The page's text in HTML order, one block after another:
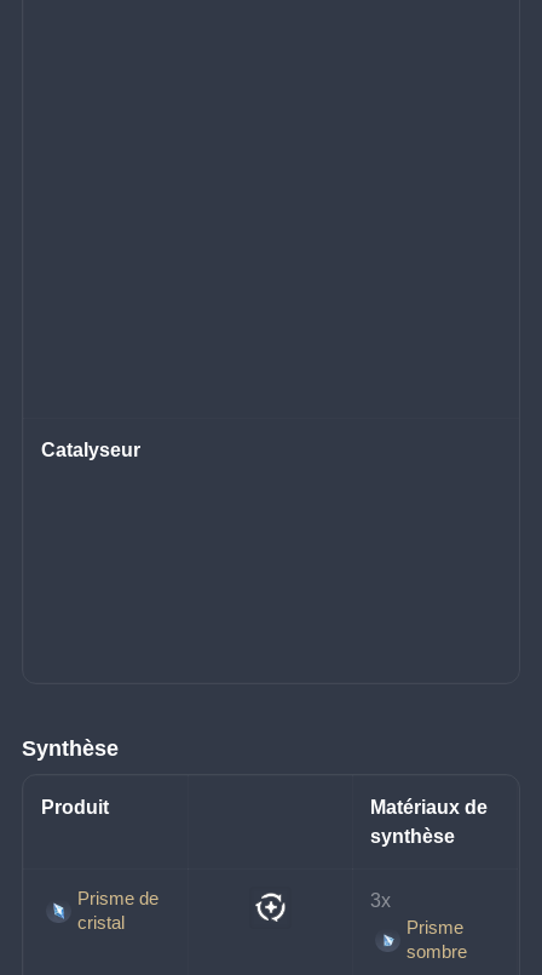
Catalyseur
Synthèse
Produit
Matériaux de
synthèse
Prisme de
cristal
3x
Prisme
sombre